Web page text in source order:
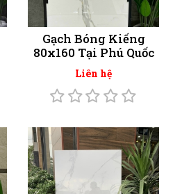
Gạch Bóng Kiếng
80x160 Tại Phú Quốc
Liên hệ